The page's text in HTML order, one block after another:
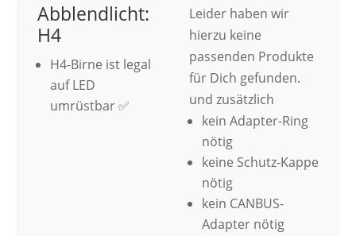
Abblendlicht:
H4
H4-Birne ist legal
auf LED
umrüstbar ✅
Leider haben wir
hierzu keine
passenden Produkte
für Dich gefunden.
und zusätzlich
kein Adapter-Ring
nötig
keine Schutz-Kappe
nötig
kein CANBUS-
Adapter nötig